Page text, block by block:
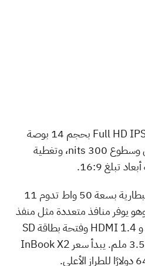
يحتوي الحاسب على شاشة Full HD IPS بحجم 14 بوصة
ودقة 1920 × 1080 بكسل وسطوع 300 nits، وتغطية
يأتي الحاسب المحمول مزودًا ببطارية بسعة 50 واط تدوم 11
يوفر منافذ متعددة مثل منفذ
USB-C ومنفذين USB 3.0 و HDMI 1.4 وفتحة بطاقة SD
ومقبس سماعة رأس مقاس 3.5 ملم. يبدأ سعر InBook X2